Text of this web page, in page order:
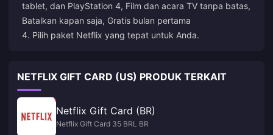
tablet, dan PlayStation 4, Film dan acara TV tanpa batas,
Batalkan kapan saja, Gratis bulan pertama
4. Pilih paket Netflix yang tepat untuk Anda.
NETFLIX GIFT CARD (US) PRODUK TERKAIT
Netflix Gift Card (BR)
Netflix Gift Card 35 BRL BR